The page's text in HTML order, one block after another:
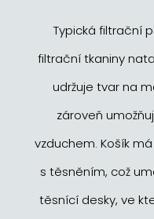
Typická filtrační
filtrační tkaniny
udržuje tvar na
zároveň
vzduchem. Košík
s těsněním, což
těsnící desky, ve